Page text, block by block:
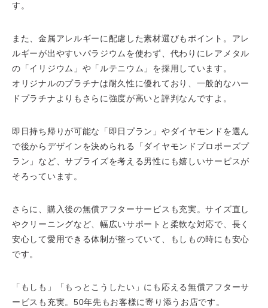
す。
また、金属アレルギーに配慮した素材選びもポイント。アレ
ルギーが出やすいパラジウムを使わず、代わりにレアメタル
の「イリジウム」や「ルテニウム」を採用しています。
オリジナルのプラチナは耐久性に優れており、一般的なハー
ドプラチナよりもさらに強度が高いと評判なんですよ。
即日持ち帰りが可能な「即日プラン」やダイヤモンドを選ん
で後からデザインを決められる「ダイヤモンドプロポーズプ
ラン」など、サプライズを考える男性にも嬉しいサービスが
そろっています。
さらに、購入後の無償アフターサービスも充実。サイズ直し
やクリーニングなど、幅広いサポートと柔軟な対応で、長く
安心して愛用できる体制が整っていて、もしもの時にも安心
です。
「もしも」「もっとこうしたい」にも応える無償アフターサ
ービスも充実。50年先もお客様に寄り添うお店です。